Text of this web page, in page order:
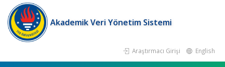
Akademik Veri Yönetim Sistemi
Araştırmacı Girişi English